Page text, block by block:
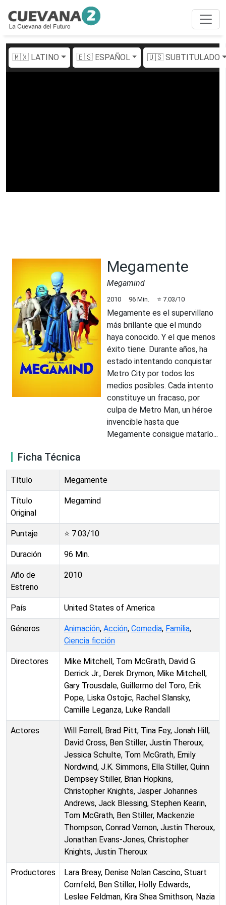
🇲🇽 LATINO 🇪🇸 ESPAÑOL 🇺🇸 SUBTITULADO
Megamente
Megamind
2010 96 Min. ⭐ 7.03/10
Megamente es el supervillano
más brillante que el mundo
haya conocido. Y el que menos
éxito tiene. Durante años, ha
estado intentando conquistar
Metro City por todos los
medios posibles. Cada intento
constituye un fracaso, por
culpa de Metro Man, un héroe
invencible hasta que
Megamente consigue matarlo...
Ficha Técnica
Título Megamente
Título
Original
Megamind
Puntaje ⭐ 7.03/10
Duración 96 Min.
Año de
Estreno
2010
País United States of America
Géneros Animación, Acción, Comedia, Familia,
Ciencia ficción
Directores
Mike Mitchell, Tom McGrath, David G.
Derrick Jr., Derek Drymon, Mike Mitchell,
Gary Trousdale, Guillermo del Toro, Erik
Pope, Liska Ostojic, Rachel Slansky,
Camille Leganza, Luke Randall
Actores
Will Ferrell, Brad Pitt, Tina Fey, Jonah Hill,
David Cross, Ben Stiller, Justin Theroux,
Jessica Schulte, Tom McGrath, Emily
Nordwind, J.K. Simmons, Ella Stiller, Quinn
Dempsey Stiller, Brian Hopkins,
Christopher Knights, Jasper Johannes
Andrews, Jack Blessing, Stephen Kearin,
Tom McGrath, Ben Stiller, Mackenzie
Thompson, Conrad Vernon, Justin Theroux,
Jonathan Evans-Jones, Christopher
Knights, Justin Theroux
Productores
Lara Breay, Denise Nolan Cascino, Stuart
Cornfeld, Ben Stiller, Holly Edwards,
Leslee Feldman, Kira Shea Smithson, Nazia